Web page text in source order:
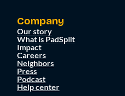
Company
Our story
What is PadSplit
Impact
Careers
Neighbors
Press
Podcast
Help center